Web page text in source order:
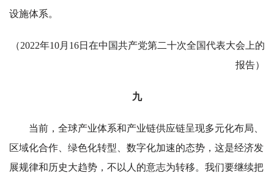
设施体系。
（2022年10月16日在中国共产党第二十次全国代表大会上的
报告）
九
当前，全球产业体系和产业链供应链呈现多元化布局、
区域化合作、绿色化转型、数字化加速的态势，这是经济发
展规律和历史大趋势，不以人的意志为转移。我们要继续把